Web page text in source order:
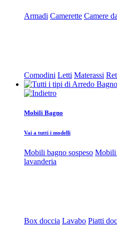
Armadi Camerette Camere
Comodini Letti Materassi
Mobili Bagno
Vai a tutti i modelli
Mobili bagno sospeso Mobili
lavanderia
Box doccia Lavabo Piatti